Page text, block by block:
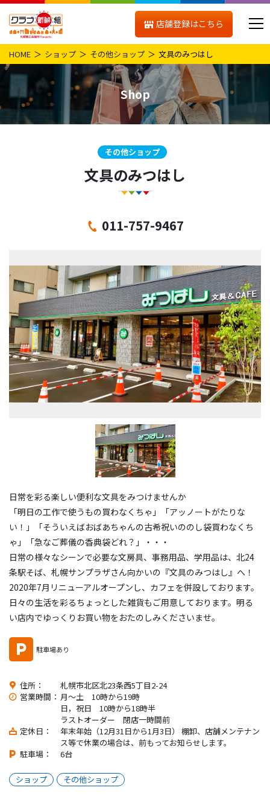
店舗登録はこちら
HOME ショップ その他ショップ 文具のみつはし
Shop
その他ショップ
文具のみつはし
011-757-9467
日常を彩る楽しい便利な文具をみつけませんか
「明日の工作で使うもの買わなくちゃ」「アッノートがたりな
い！」「そういえばおばあちゃんの古希祝いののし袋買わなくち
ゃ」「急なご葬儀の香典袋どれ？」・・・
日常の様々なシーンで必要な文房具、事務用品、学用品は、北24
条駅そば、札幌サンプラザさん向かいの『文具のみつはし』へ！
2020年7月リニューアルオープンし、カフェを併設しております。
日々の生活を彩るちょっとした雑貨もご用意しております。明る
い店内でゆっくりお買い物をおたのしみくださいませ。
駐車場あり
住所：
札幌市北区北23条西5丁目2-24
営業時間： 月〜土 10時から19時
日，祝日 10時から18時半
ラストオーダー 閉店一時間前
定休日：
年末年始（12月31日から1月3日） 棚卸、店舗メンテナン
ス等で休業の場合は、前もってお知らせします。
駐車場：
6台
ショップ その他ショップ